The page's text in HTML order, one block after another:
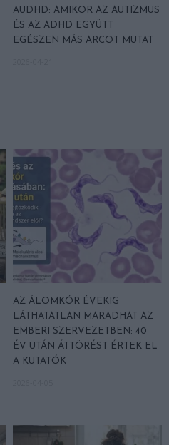
AUDHD: AMIKOR AZ AUTIZMUS
ÉS AZ ADHD EGYÜTT
EGÉSZEN MÁS ARCOT MUTAT
AZ ÁLOMKÓR ÉVEKIG
LÁTHATATLAN MARADHAT AZ
EMBERI SZERVEZETBEN: 40
ÉV UTÁN ÁTTÖRÉST ÉRTEK EL
A KUTATÓK